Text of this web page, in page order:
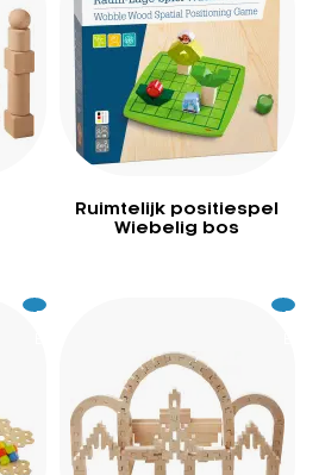
Ruimtelijk positiespel
Wiebelig bos
259
Excl.
Excl.